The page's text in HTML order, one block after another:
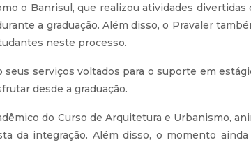
o Banrisul, que realizou atividades
a graduação. Além disso, o Pravaler
neste processo.
serviços voltados para o suporte em
desde a graduação.
do Curso de Arquitetura e Urbanismo,
da integração. Além disso, o momento